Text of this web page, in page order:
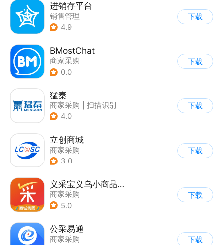
进销存平台
销售管理
4.9
下载
BMostChat
商家采购
0.0
下载
猛秦
商家采购
扫描识别
4.0
下载
立创商城
商家采购
3.0
下载
义采宝义乌小商品批发网
商家采购
5.0
下载
公采易通
商家采购
下载